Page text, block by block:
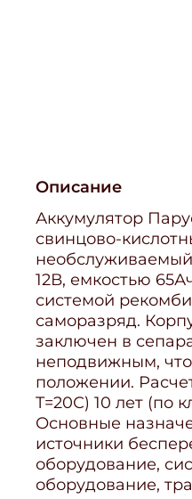
Описание
Аккумулятор
свинцово-
12В, емкостью
системой
саморазряд.
заключен в
неподвижным,
положении.
T=20С) 10 лет (по
Основные
источники
оборудование,
оборудование,